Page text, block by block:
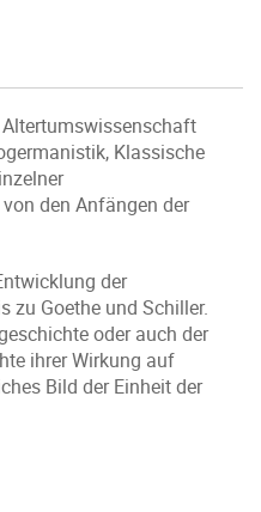
Altertumswissenschaft
Klassische
den Anfängen der
der
zu Goethe und Schiller.
oder auch der
ihrer Wirkung auf
Bild der Einheit der